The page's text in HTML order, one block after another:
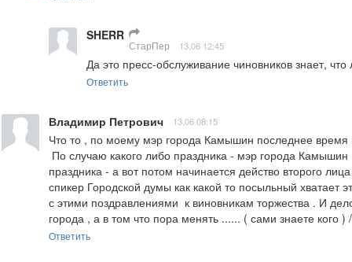
SHERR
СтарПер 13.06 12:45
Да это пресс-обслуживание чиновников знает,
Ответить
Владимир Петрович 13.06 08:15
Что то , по моему мэр города Камышин последнее
праздника - а вот потом начинается действо второго
спикер Городской думы как какой то посыльный
с этими поздравлениями  к виновникам торжества . И
города , а в том что пора менять ...... ( сами знаете кого ) /
Ответить